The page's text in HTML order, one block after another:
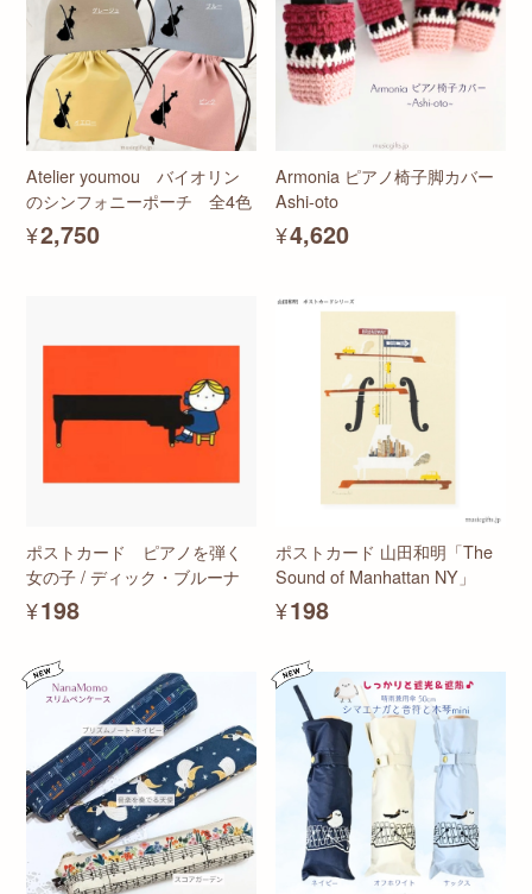
Atelier youmou バイオリン
のシンフォニーポーチ 全4色
¥2,750
Armonia ピアノ椅子脚カバー
Ashi-oto
¥4,620
ポストカード ピアノを弾く
女の子 / ディック・ブルーナ
¥198
ポストカード 山田和明「The
Sound of Manhattan NY」
¥198